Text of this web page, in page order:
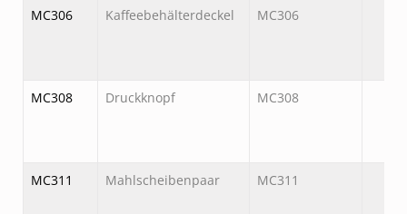
MC306 Kaffeebehälterdeckel MC306
MC308 Druckknopf MC308
MC311 Mahlscheibenpaar MC311